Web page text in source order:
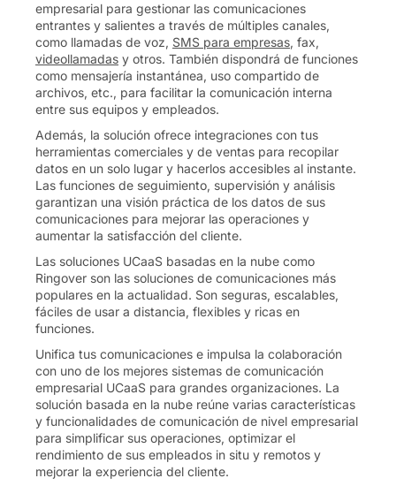
empresarial para gestionar las comunicaciones
entrantes y salientes a través de múltiples canales,
como llamadas de voz, SMS para empresas, fax,
videollamadas y otros. También dispondrá de funciones
como mensajería instantánea, uso compartido de
archivos, etc., para facilitar la comunicación interna
entre sus equipos y empleados.
Además, la solución ofrece integraciones con tus
herramientas comerciales y de ventas para recopilar
datos en un solo lugar y hacerlos accesibles al instante.
Las funciones de seguimiento, supervisión y análisis
garantizan una visión práctica de los datos de sus
comunicaciones para mejorar las operaciones y
aumentar la satisfacción del cliente.
Las soluciones UCaaS basadas en la nube como
Ringover son las soluciones de comunicaciones más
populares en la actualidad. Son seguras, escalables,
fáciles de usar a distancia, flexibles y ricas en
funciones.
Unifica tus comunicaciones e impulsa la colaboración
con uno de los mejores sistemas de comunicación
empresarial UCaaS para grandes organizaciones. La
solución basada en la nube reúne varias características
y funcionalidades de comunicación de nivel empresarial
para simplificar sus operaciones, optimizar el
rendimiento de sus empleados in situ y remotos y
mejorar la experiencia del cliente.